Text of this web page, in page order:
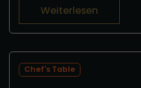
Weiterlesen
Chef's Table